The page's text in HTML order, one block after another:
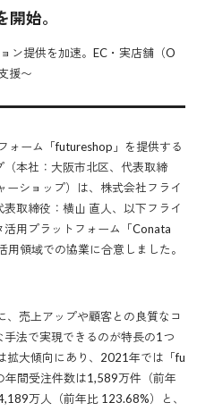
始。
ン提供を加速。EC・実店舗（O
援〜
ォーム「futureshop」を提供する
本社：大阪市北区、代表取締
ーショップ）は、株式会社フライ
取締役：横山 直人、以下フライ
用プラットフォーム「Conata
領域での協業に合意しました。
、売上アップや顧客との良質なコ
手法で実現できるのが特長の1つ
拡大傾向にあり、2021年では「fu
間受注件数は1,589万件（前年
万人（前年比 123.68%）と、